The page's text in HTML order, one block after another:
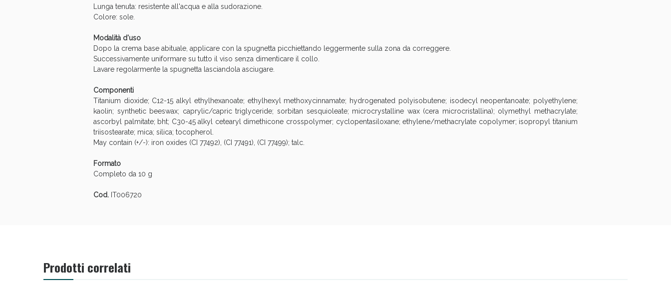
Lunga tenuta: resistente all'acqua e alla sudorazione.
Colore: sole.
Modalità d'uso
Dopo la crema base abituale, applicare con la spugnetta picchiettando leggermente sulla zona da correggere.
Successivamente uniformare su tutto il viso senza dimenticare il collo.
Lavare regolarmente la spugnetta lasciandola asciugare.
Componenti
Titanium dioxide; C12-15 alkyl ethylhexanoate; ethylhexyl methoxycinnamate; hydrogenated polyisobutene; isodecyl neopentanoate; polyethylene;
kaolin; synthetic beeswax; caprylic/capric triglyceride; sorbitan sesquioleate; microcrystalline wax (cera microcristallina); olymethyl methacrylate;
ascorbyl palmitate; bht; C30-45 alkyl cetearyl dimethicone crosspolymer; cyclopentasiloxane; ethylene/methacrylate copolymer; isopropyl titanium
triisostearate; mica; silica; tocopherol.
May contain (+/-): iron oxides (CI 77492), (CI 77491), (CI 77499); talc.
Formato
Completo da 10 g
Cod. IT006720
Prodotti correlati
Anticellulite e Fanghi: Sconto fino al 40% valido oggi!